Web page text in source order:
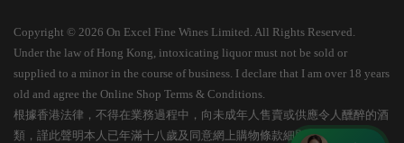
Copyright © 2026 On Excel Fine Wines Limited. All Rights Reserved.
Under the law of Hong Kong, intoxicating liquor must not be sold or
supplied to a minor in the course of business. I declare that I am over 18 years
old and agree the Online Shop Terms & Conditions.
根據香港法律，不得在業務過程中，向未成年人售賣或供應令人醺醉的酒
類，謹此聲明本人已年滿十八歲及同意網上購物條款細則。